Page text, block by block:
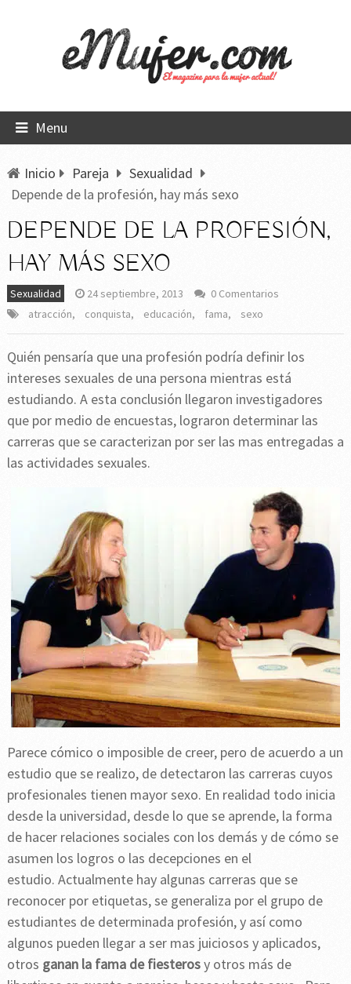
Menu
Inicio Pareja
Sexualidad
Depende de la profesión, hay más sexo
DEPENDE DE LA PROFESIÓN,
HAY MÁS SEXO
Sexualidad 24 septiembre, 2013
0 Comentarios
atracción, conquista, educación, fama, sexo
Quién pensaría que una profesión podría definir los
intereses sexuales de una persona mientras está
estudiando. A esta conclusión llegaron investigadores
que por medio de encuestas, lograron determinar las
carreras que se caracterizan por ser las mas entregadas a
las actividades sexuales.
Parece cómico o imposible de creer, pero de acuerdo a un
estudio que se realizo, de detectaron las carreras cuyos
profesionales tienen mayor sexo. En realidad todo inicia
desde la universidad, desde lo que se aprende, la forma
de hacer relaciones sociales con los demás y de cómo se
asumen los logros o las decepciones en el
estudio. Actualmente hay algunas carreras que se
reconocer por etiquetas, se generaliza por el grupo de
estudiantes de determinada profesión, y así como
algunos pueden llegar a ser mas juiciosos y aplicados,
otros ganan la fama de fiesterosy otros más de